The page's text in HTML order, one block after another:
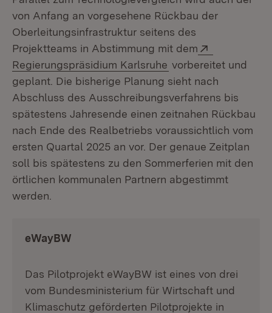
von Anfang an vorgesehene Rückbau der
Oberleitungsinfrastruktur seitens des
Projektteams in Abstimmung mit dem
Regierungspräsidium Karlsruhe (Öffnet in neuem
vorbereitet und
geplant. Die bisherige Planung sieht nach
Abschluss des Ausschreibungsverfahrens bis
spätestens Jahresende einen zeitnahen Rückbau
nach Ende des Realbetriebs voraussichtlich vom
ersten Quartal 2025 an vor. Der genaue Zeitplan
soll bis spätestens zu den Sommerferien mit den
örtlichen kommunalen Partnern abgestimmt
werden.
eWayBW
Das Pilotprojekt eWayBW ist eines von drei
vom Bundesministerium für Wirtschaft und
Klimaschutz geförderten Pilotprojekte in